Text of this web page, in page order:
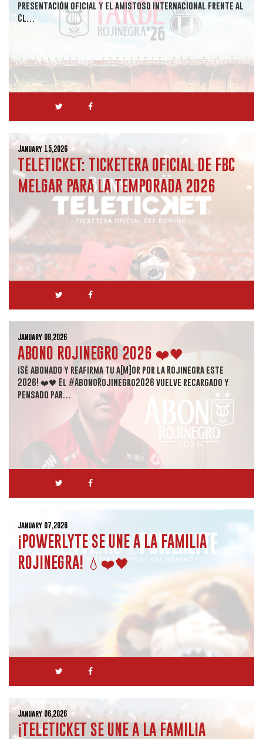
presentación oficial y el amistoso internacional frente al
Cl…
January 15,2026
TELETICKET: TICKETERA OFICIAL DE FBC
MELGAR PARA LA TEMPORADA 2026
January 08,2026
ABONO ROJINEGRO 2026 ❤️🖤
¡Sé abonado y reafirma tu a[M]or por la Rojinegra este
2026! ❤️🖤 El #AbonoRojinegro2026 vuelve recargado y
pensado par…
January 07,2026
¡POWERLYTE SE UNE A LA FAMILIA
ROJINEGRA! 💧❤️🖤
January 06,2026
¡TELETICKET SE UNE A LA FAMILIA